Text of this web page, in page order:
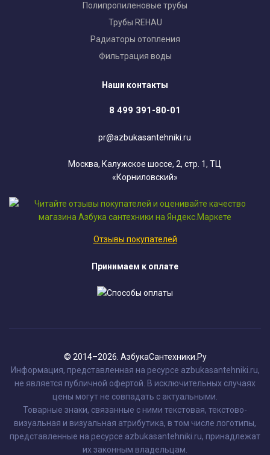
Полипропиленовые трубы
Трубы REHAU
Радиаторы отопления
Фильтрация воды
Наши контакты
8 499 391-80-01
pr@azbukasantehniki.ru
Москва, Калужское шоссе, 2, стр. 1, ТЦ
«Корниловский»
Отзывы покупателей
Принимаем к оплате
© 2014–2026. АзбукаСантехники.Ру
Информация, представленная на ресурсе azbukasantehniki.ru,
не является публичной офертой. В исключительных случаях
цены могут не совпадать с актуальными.
Товарные знаки, связанные с ними текстовая, текстово-
визуальная и визуальная атрибутика, в том числе логотипы,
представленные на ресурсе azbukasantehniki.ru, принадлежат
их законным владельцам.